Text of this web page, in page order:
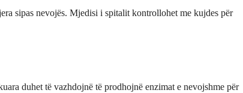
sipas nevojës. Mjedisi i spitalit kontrollohet me kujdes për
duhet të vazhdojnë të prodhojnë enzimat e nevojshme për